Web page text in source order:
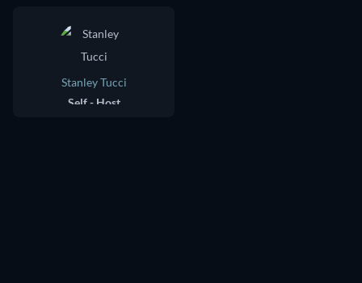
Stanley Tucci
Self - Host